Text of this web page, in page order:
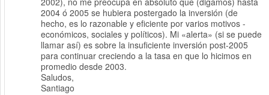
2004 ó 2005 se hubiera postergado la inversión (de
hecho, es lo razonable y eficiente por varios motivos -
económicos, sociales y políticos). Mi «alerta» (si se puede
llamar así) es sobre la insuficiente inversión post-2005
para continuar creciendo a la tasa en que lo hicimos en
promedio desde 2003.
Saludos,
Santiago